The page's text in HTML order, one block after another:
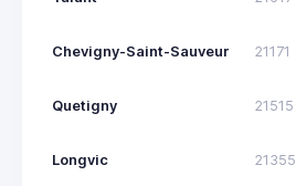
Chevigny-Saint-Sauveur 21171
Quetigny 21515
Longvic 21355